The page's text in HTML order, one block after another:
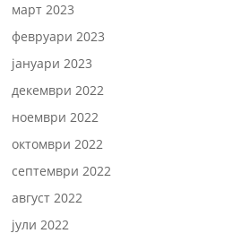
март 2023
февруари 2023
јануари 2023
декември 2022
ноември 2022
октомври 2022
септември 2022
август 2022
јули 2022